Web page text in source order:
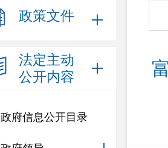
政策文件
法定主动
公开内容
政府信息公开目录